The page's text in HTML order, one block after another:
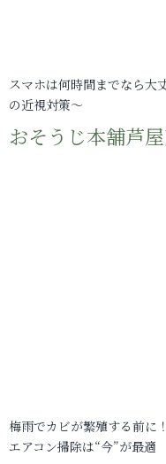
スマホは何時間までなら大
の近視対策～
おそうじ本舗芦
梅雨でカビが繁殖する前に！
エアコン掃除は“今”が最適